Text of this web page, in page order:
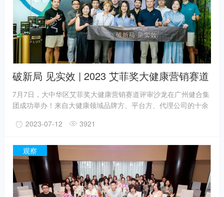
破新局 见实效 | 2023 艾菲奖大健康营销赛道
评审沙龙成功举办！
7月7日，大中华区艾菲奖大健康营销赛道评审沙龙在广州健合集
团成功举办！来自大健康领域品牌方、平台方、代理公司的十余
健康营销赛道是大中华区艾菲携手健合集团全新设立的赛道，聚
营销转型升级。
2023-07-12 3921
观察